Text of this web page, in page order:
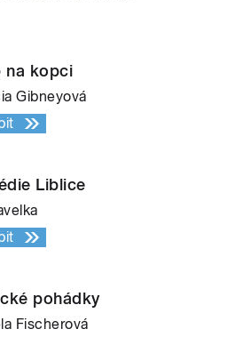
na kopci
Gibneyová
Liblice
pohádky
Fischerová